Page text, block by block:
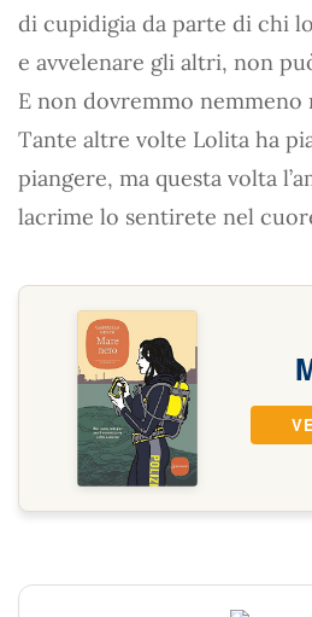
di cupidigia da parte di chi
e avvelenare gli altri, non
E non dovremmo nemmeno
Tante altre volte Lolita ha
piangere, ma questa volta
lacrime lo sentirete nel